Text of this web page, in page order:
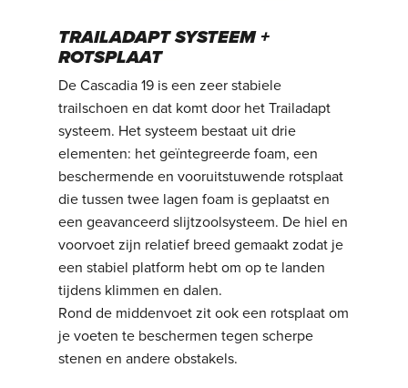
TRAILADAPT SYSTEEM +
ROTSPLAAT
De Cascadia 19 is een zeer stabiele
trailschoen en dat komt door het Trailadapt
systeem. Het systeem bestaat uit drie
elementen: het geïntegreerde foam, een
beschermende en vooruitstuwende rotsplaat
die tussen twee lagen foam is geplaatst en
een geavanceerd slijtzoolsysteem. De hiel en
voorvoet zijn relatief breed gemaakt zodat je
een stabiel platform hebt om op te landen
tijdens klimmen en dalen.
Rond de middenvoet zit ook een rotsplaat om
je voeten te beschermen tegen scherpe
stenen en andere obstakels.